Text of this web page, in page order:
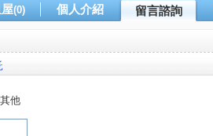
(0) 個人介紹 留言諮詢
其他